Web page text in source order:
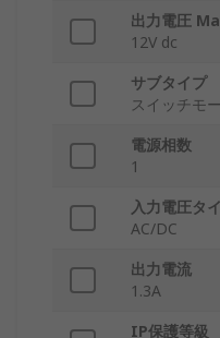
出力電圧
12V dc
サブタイプ
スイッチモ
電源相数
1
入力電圧タ
AC/DC
出力電流
1.3A
IP保護等級